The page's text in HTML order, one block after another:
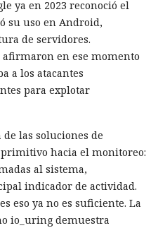
ya en 2023 reconoció el
su uso en Android,
de servidores.
afirmaron en ese momento
a los atacantes
para explotar
las soluciones de
hacia el monitoreo:
al sistema,
indicador de actividad.
eso ya no es suficiente. La
io_uring demuestra